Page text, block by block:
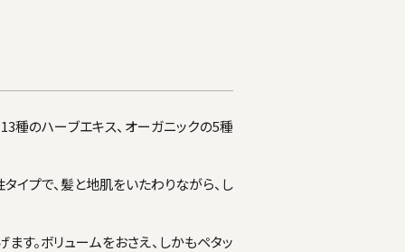
のハーブエキス、オーガニックの5種
イプで、髪と地肌をいたわりながら、し
す。ボリュームをおさえ、しかもペタッ